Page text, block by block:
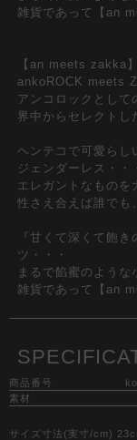
雑貨であって【an
【an meets zakka】
ankoROCK meets
アンコロックとして
界中からセレクトし
ヘンテコで可愛らし
ジェンダーレス・・
エレガントなものを
性さえ合えば誰でも
『甘くて深くて飽
ツ・・・
まるで餡蜜のよう
雑貨であって【an
商品番号
素材
サイズ寸法(実寸/cm)